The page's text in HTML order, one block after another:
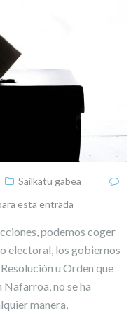
Sailkatu gabea
esta entrada
podemos coger
electoral, los gobiernos
u Orden que
no se ha
manera,